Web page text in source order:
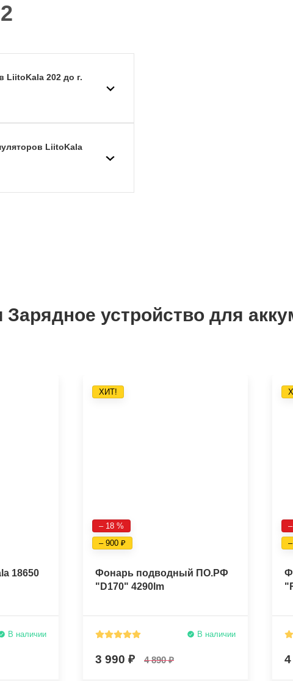
LiitoKala 202 до г.
LiitoKala
устройство для
18650
В наличии
ХИТ!
– 18 %
– 900
Фонарь подводный ПО.РФ
"D170" 4290lm
В наличии
3 990 4 890